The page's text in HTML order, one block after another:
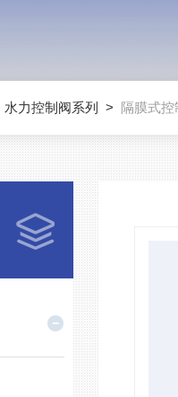
水力控制阀系列 > 隔膜式控